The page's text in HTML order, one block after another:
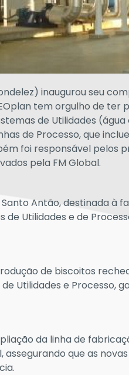
inaugurou seu
tem orgulho de
de Utilidades
de Processo, que
foi responsável pelos
pela FM Global.
Antão, destinada à
de Utilidades e de
de biscoitos
Utilidades e Processo,
da linha de
que as